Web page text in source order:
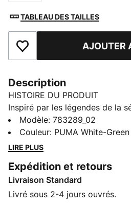
TABLEAU DES TAILLES
Ajouter aux favorisAJOUTER
Description
HISTOIRE DU PRODUIT
Inspiré par les légendes de la
maillot Away du Portugal se
deux couleurs qui font le lien
inspiré de l'océan. Conçu pour
pour leur pays. Conçu pour les
Replica à manches longues
celui porté en match, mais sa
Modèle: 783289_02
Couleur: PUMA White-
LIRE PLUS
Expédition et retours
Livraison Standard
Livré sous 2-4 jours ouvrés.